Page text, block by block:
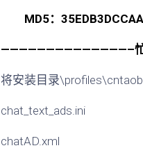
MD5：
——————————————–
将安装目录
chat_text_ads.ini
chatAD.xml